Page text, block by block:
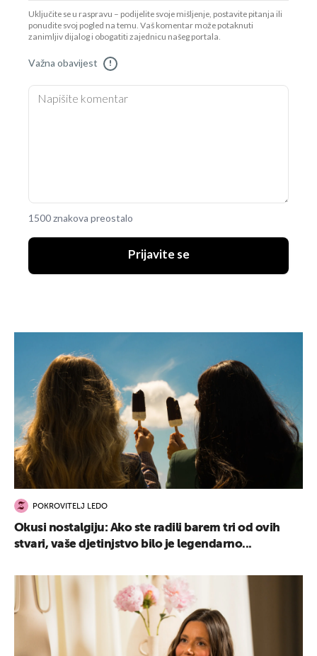
Uključite se u raspravu – podijelite svoje mišljenje, postavite pitanja ili
ponudite svoj pogled na temu. Vaš komentar može potaknuti
zanimljiv dijalog i obogatiti zajednicu našeg portala.
Važna obavijest !
1500 znakova preostalo
Prijavite se
POKROVITELJ LEDO
Okusi nostalgiju: Ako ste radili barem tri od ovih
stvari, vaše djetinjstvo bilo je legendarno...